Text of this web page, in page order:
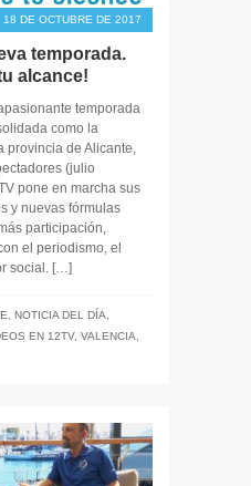
18 DE OCTUBRE DE 2017
temporada.
alcance!
temporada
como la
provincia de Alicante,
(julio
pone en marcha sus
y nuevas fórmulas
participación,
el periodismo, el
social. […]
, NOTICIA DEL DÍA,
EN 12TV, VALENCIA,